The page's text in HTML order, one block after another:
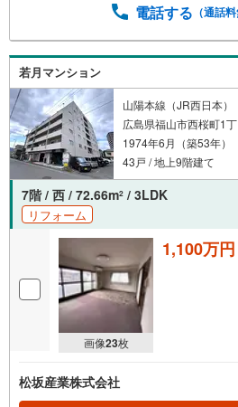
保
存
す
る
電話する （通話
若月マンション
山陽本線（JR西日本
広島県福山市西桜町1丁
1974年6月（築53年）
43戸 / 地上9階建て
7階 / 西 / 72.66m2 / 3LDK
リフォーム
画像23枚
1,100万円
松坂産業株式会社